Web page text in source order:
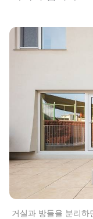
거실과 방들을 분리하